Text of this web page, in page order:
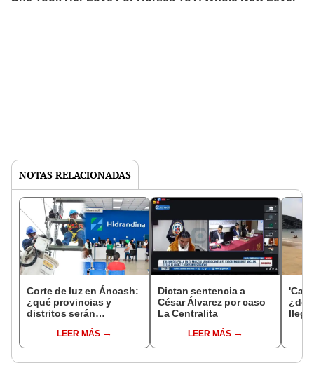
NOTAS RELACIONADAS
Corte de luz en Áncash:
¿qué provincias y
distritos serán
marzo?LEER MÁS
Dictan sentencia a
César Álvarez por caso
La Centralita
LEER MÁS